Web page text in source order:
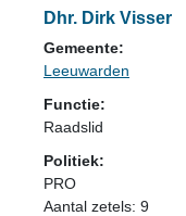
Dhr. Dirk Visser
Gemeente:
Leeuwarden
Functie:
Raadslid
Politiek:
PRO
Aantal zetels: 9